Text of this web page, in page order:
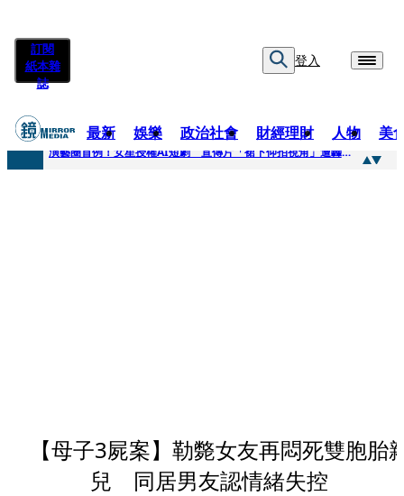
訂閱
紙本雜
誌
登入
最新 娛樂 政治社會 財經理財 人物 美
快訊
演藝圈首例！女星授權AI短劇 宣傳片「裙下仰拍視角」遭轟擦邊：自降身價
【母子3屍案】勒斃女友再悶死雙胞胎
兒 同居男友認情緒失控